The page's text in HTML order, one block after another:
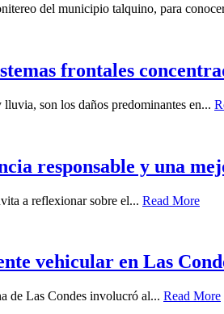
del municipio talquino, para
frontales
son los daños predominantes en...
responsable y una
a reflexionar sobre el... Read More
vehicular en Las
de Las Condes involucró al... Read More